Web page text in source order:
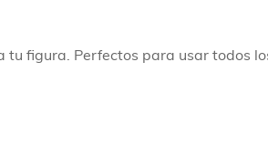
tu figura. Perfectos para usar todos